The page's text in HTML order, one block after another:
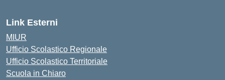
Link Esterni
MIUR
Ufficio Scolastico Regionale
Ufficio Scolastico Territoriale
Scuola in Chiaro